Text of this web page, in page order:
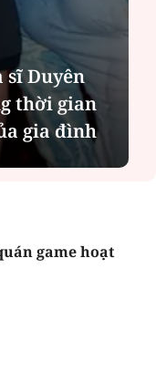
game hoạt